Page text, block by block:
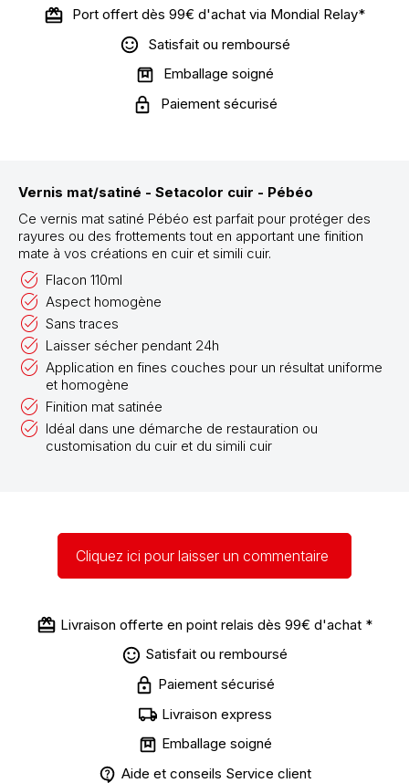
Port offert dès 99€ d'achat via Mondial Relay*
Satisfait ou remboursé
Emballage soigné
Paiement sécurisé
Vernis mat/satiné - Setacolor cuir - Pébéo
Ce vernis mat satiné Pébéo est parfait pour protéger des
rayures ou des frottements tout en apportant une finition
mate à vos créations en cuir et simili cuir.
Flacon 110ml
Aspect homogène
Sans traces
Laisser sécher pendant 24h
Application en fines couches pour un résultat uniforme
et homogène
Finition mat satinée
Idéal dans une démarche de restauration ou
customisation du cuir et du simili cuir
Cliquez ici pour laisser un commentaire
Livraison offerte en point relais dès 99€ d'achat *
Satisfait ou remboursé
Paiement sécurisé
Livraison express
Emballage soigné
Aide et conseils Service client